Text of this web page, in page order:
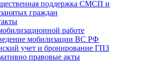
поддержка СМСП и
граждан
работе
мобилизации ВС РФ
учет и бронирование ГПЗ
правовые акты